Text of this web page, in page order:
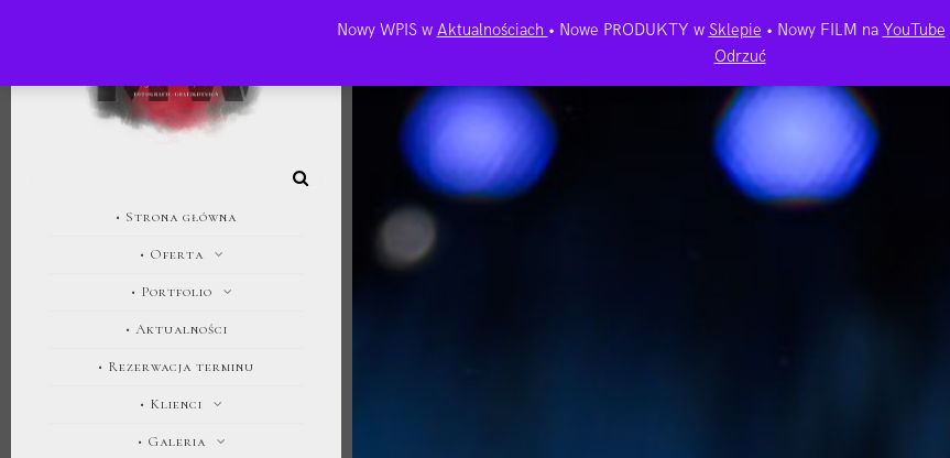
• Strona główna
• Oferta
• Portfolio
• Aktualności
• Rezerwacja terminu
• Klienci
• Galeria
Nowy WPIS w Aktualnościach • Nowe PRODUKTY w Sklepie • Nowy FILM na YouTube
Odrzuć